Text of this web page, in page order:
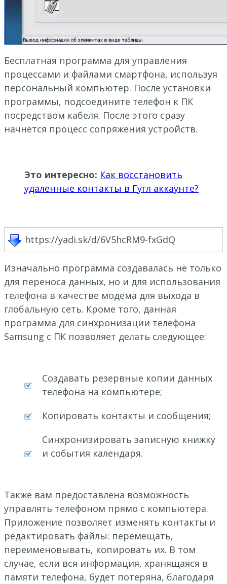
Бесплатная программа для управления
процессами и файлами смартфона, используя
персональный компьютер. После установки
программы, подсоедините телефон к ПК
посредством кабеля. После этого сразу
начнется процесс сопряжения устройств.
Это интересно: Как восстановить
удаленные контакты в Гугл аккаунте?
https://yadi.sk/d/6V5hcRM9-fxGdQ
Изначально программа создавалась не только
для переноса данных, но и для использования
телефона в качестве модема для выхода в
глобальную сеть. Кроме того, данная
программа для синхронизации телефона
Samsung с ПК позволяет делать следующее:
Создавать резервные копии данных
телефона на компьютере;
Копировать контакты и сообщения;
Синхронизировать записную книжку
и события календаря.
Также вам предоставлена возможность
управлять телефоном прямо с компьютера.
Приложение позволяет изменять контакты и
редактировать файлы: перемещать,
переименовывать, копировать их. В том
случае, если вся информация, хранящаяся в
памяти телефона, будет потеряна, благодаря